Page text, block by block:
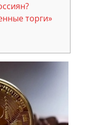
торги»‎